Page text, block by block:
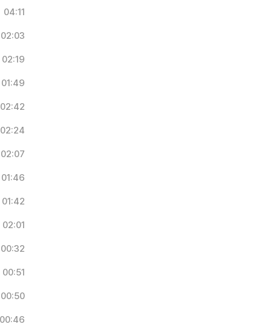
04:11
02:03
02:19
01:49
02:42
02:24
02:07
01:46
01:42
02:01
00:32
00:51
00:50
00:46